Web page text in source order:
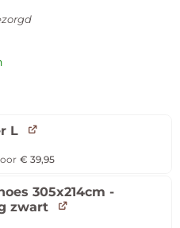
L
€ 39,95
305x214cm -
zwart